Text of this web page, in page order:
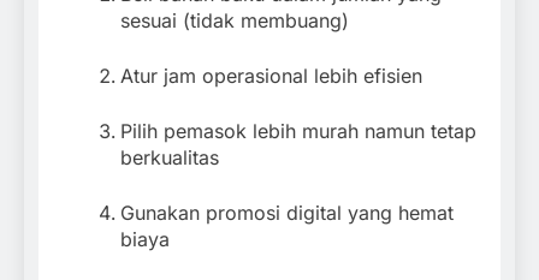
sesuai (tidak membuang)
Atur jam operasional lebih efisien
Pilih pemasok lebih murah namun tetap
berkualitas
Gunakan promosi digital yang hemat
biaya